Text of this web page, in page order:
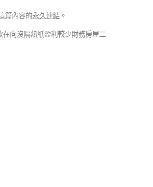
篇內容的永久連結 。
在向沒隔熱紙盈利較少財務房屋二